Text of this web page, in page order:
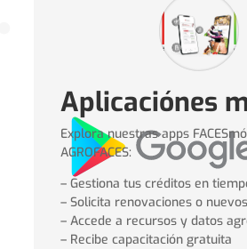
Aplicaciónes
Explora nuestras apps
AGROFACES:
– Gestiona tus créditos en
– Solicita renovaciones o
– Accede a recursos y datos
– Recibe capacitación gratuita